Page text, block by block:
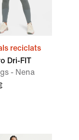
reciclats
Dri-FIT
- Nena